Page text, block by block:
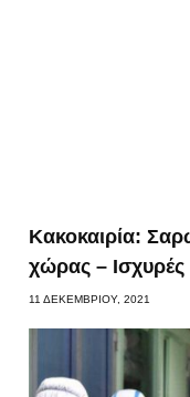
Κακοκαιρία:
χώρας – Ισχυρές
11 ΔΕΚΕΜΒΡΊΟΥ, 2021